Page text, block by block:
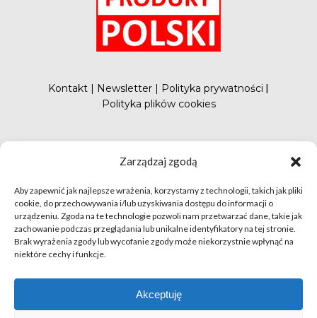
Zarządzaj zgodą
Aby zapewnić jak najlepsze wrażenia, korzystamy z technologii, takich jak pliki
cookie, do przechowywania i/lub uzyskiwania dostępu do informacji o
urządzeniu. Zgoda na te technologie pozwoli nam przetwarzać dane, takie jak
zachowanie podczas przeglądania lub unikalne identyfikatory na tej stronie.
Brak wyrażenia zgody lub wycofanie zgody może niekorzystnie wpłynąć na
niektóre cechy i funkcje.
Akceptuję
Kontakt | Newsletter | Polityka prywatności |
Polityka plików cookies
zastrzeżone | realizacjaHillnet
O